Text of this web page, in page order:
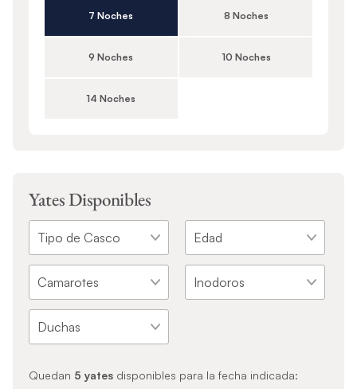
7 Noches 8 Noches
9 Noches 10 Noches
14 Noches
Yates Disponibles
Quedan 5 yatesdisponibles para la fecha indicada: